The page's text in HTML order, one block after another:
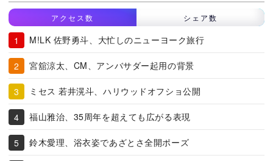
アクセス数 シェア数
M!LK 佐野勇斗、大忙しのニューヨーク旅行
宮舘涼太、CM、アンバサダー起用の背景
ミセス 若井滉斗、ハリウッドオフショ公開
福山雅治、35周年を超えても広がる表現
鈴木愛理、浴衣姿であざとさ全開ポーズ